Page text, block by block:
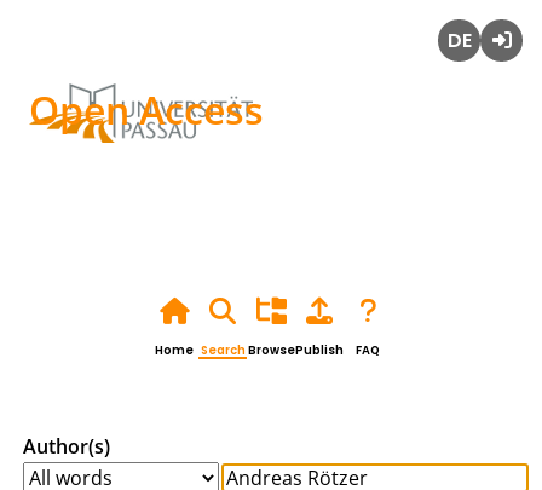
Open Access
Home SearchBrowsePublish FAQ
Author(s)